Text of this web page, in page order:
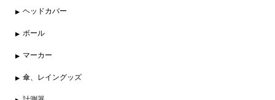
ヘッドカバー
ボール
マーカー
傘、レイングッズ